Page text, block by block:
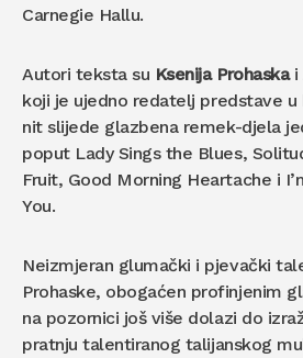
Carnegie Hallu.
Autori teksta su Ksenija Prohaskai
koji je ujedno redatelj predstave u
nit slijede glazbena remek-djela
poput Lady Sings the Blues,
Fruit, Good Morning Heartache i
You.
Neizmjeran glumački i pjevački
Prohaske, obogaćen profinjenim
na pozornici još više dolazi do
pratnju talentiranog talijanskog